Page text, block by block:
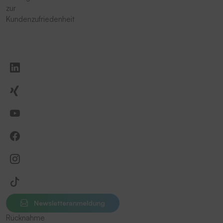
zur
Kundenzufriedenheit
Newsletteranmeldung
Rücknahme